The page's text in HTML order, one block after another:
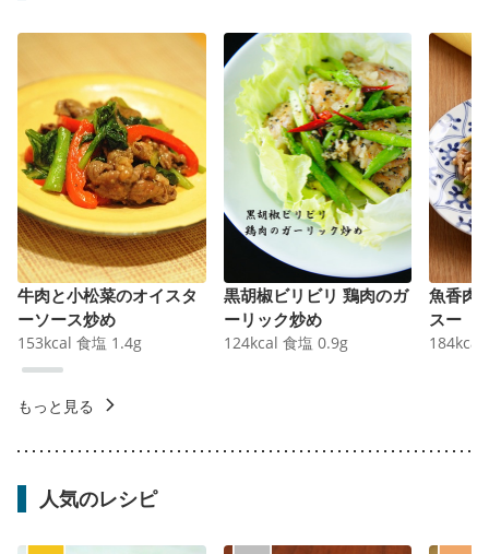
牛肉と小松菜のオイスタ
ーソース炒め
153kcal 食塩 1.4g
黒胡椒ビリビリ 鶏肉のガ
ーリック炒め
124kcal 食塩 0.9g
魚香肉
スー
184kcal
もっと見る
人気のレシピ